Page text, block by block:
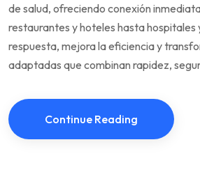
de salud, ofreciendo conexión
restaurantes y hoteles hasta
respuesta, mejora la eficiencia y
adaptadas que combinan rapidez,
Continue Reading